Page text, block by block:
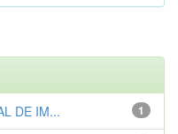
1
DE IM...